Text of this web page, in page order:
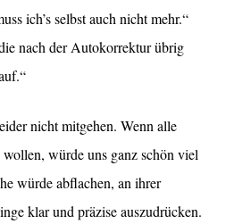
ich’s selbst auch nicht mehr.“
nach der Autokorrektur übrig
nicht mitgehen. Wenn alle
würde uns ganz schön viel
würde abflachen, an ihrer
klar und präzise auszudrücken.